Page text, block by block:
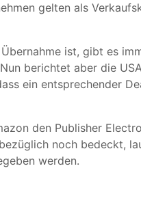
gelten als
ist, gibt es
berichtet aber die
ein entsprechender
den Publisher
noch bedeckt,
werden.